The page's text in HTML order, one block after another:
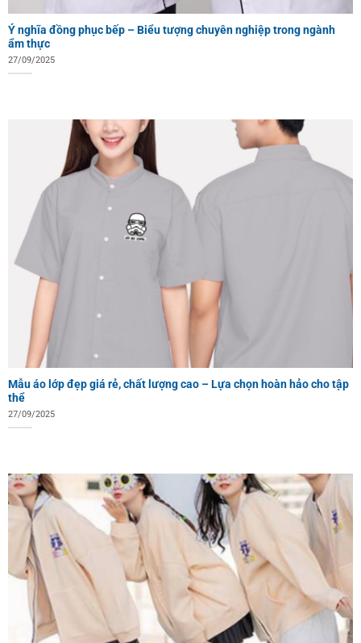
Ý nghĩa đồng phục bếp – Biểu tượng chuyên nghiệp trong ngành
ẩm thực
27/09/2025
Mẫu áo lớp đẹp giá rẻ, chất lượng cao – Lựa chọn hoàn hảo cho tập
thể
27/09/2025